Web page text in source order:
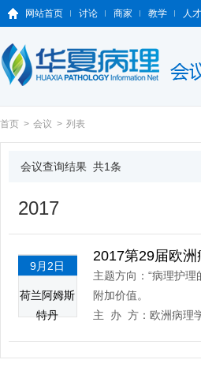
网站首页 讨论 商家 教学 人才
首页 > 会议 > 列表
会议查询结果 共1条
2017
9月2日
荷兰阿姆斯
特丹
2017第29届欧洲
主题方向：“病理护
附加价值。
主 办 方：欧洲病理